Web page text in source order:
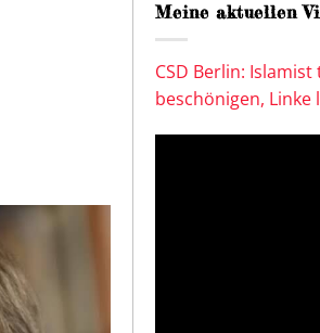
Meine aktuellen
CSD Berlin:
beschönigen, Linke